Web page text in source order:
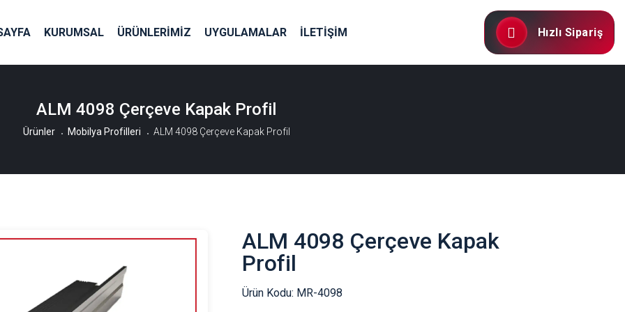
KURUMSAL ÜRÜNLERİMİZ UYGULAMALAR İLETİŞİM Hızlı Sipariş
ALM 4098 Çerçeve Kapak Profil
Ürünler Mobilya Profilleri ALM 4098 Çerçeve Kapak Profil
ALM 4098 Çerçeve Kapak
Profil
Ürün Kodu: MR-4098